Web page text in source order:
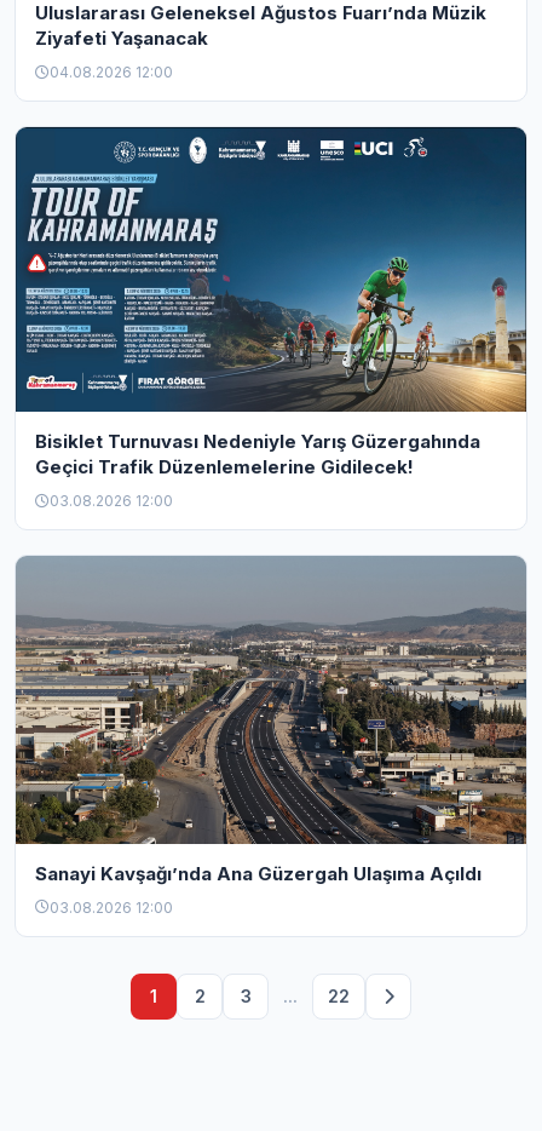
Uluslararası Geleneksel Ağustos Fuarı’nda Müzik
Ziyafeti Yaşanacak
04.08.2026 12:00
Bisiklet Turnuvası Nedeniyle Yarış Güzergahında
Geçici Trafik Düzenlemelerine Gidilecek!
03.08.2026 12:00
Sanayi Kavşağı’nda Ana Güzergah Ulaşıma Açıldı
03.08.2026 12:00
1 2 3 ... 22